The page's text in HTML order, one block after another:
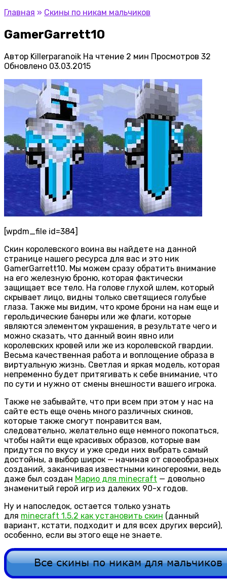
Главная » Скины по никам мальчиков
GamerGarrett10
Автор Killerparanoik На чтение 2 мин Просмотров 32
Обновлено 03.03.2015
[wpdm_file id=384]
Скин королевского воина вы найдете на данной
странице нашего ресурса для вас и это ник
GamerGarrett10. Мы можем сразу обратить внимание
на его железную броню, которая фактически
защищает все тело. На голове глухой шлем, который
скрывает лицо, видны только светящиеся голубые
глаза. Также мы видим, что кроме брони на нам еще и
герольдические банеры или же флаги, которые
являются элементом украшения, в результате чего и
можно сказать, что данный воин явно или
королевских кровей или же из королевской гвардии.
Весьма качественная работа и воплощение образа в
виртуальную жизнь. Светлая и яркая модель, которая
непременно будет притягивать к себе внимание, что
по сути и нужно от смены внешности вашего игрока.
Также не забывайте, что при всем при этом у нас на
сайте есть еще очень много различных скинов,
которые также смогут понравится вам,
следовательно, желательно еще немного покопаться,
чтобы найти еще красивых образов, которые вам
придутся по вкусу и уже среди них выбрать самый
достойны, а выбор широк — начиная от своеобразных
созданий, заканчивая известными киногероями, ведь
даже был создан Марио для minecraft — довольно
знаменитый герой игр из далеких 90-х годов.
Ну и напоследок, остается только узнать
для minecraft 1.5.2 как установить скин (данный
вариант, кстати, подходит и для всех других версий),
особенно, если вы этого еще не знаете.